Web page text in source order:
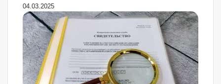
04.03.2025